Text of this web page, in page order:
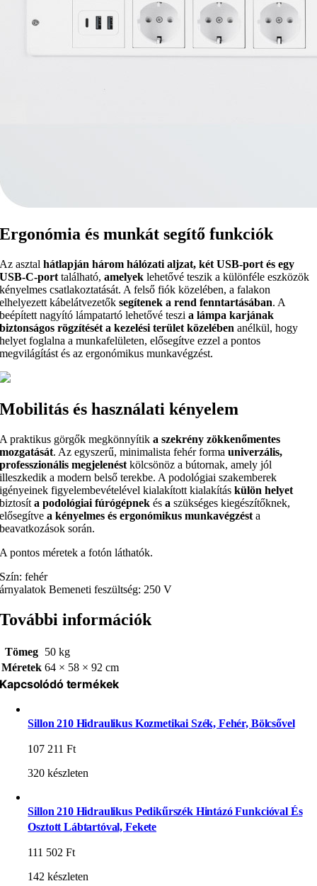
Ergonómia és munkát segítő funkciók
Az asztal hátlapján három hálózati aljzat, két USB-port és egy
USB-C-port található,amelyek lehetővé teszik a különféle eszközök
kényelmes csatlakoztatását. A felső fiók közelében, a falakon
elhelyezett kábelátvezetőksegítenek a rend fenntartásában. A
beépített nagyító lámpatartó lehetővé teszi a lámpa karjának
biztonságos rögzítését a kezelési terület közelében anélkül, hogy
helyet foglalna a munkafelületen, elősegítve ezzel a pontos
megvilágítást és az ergonómikus munkavégzést.
Mobilitás és használati kényelem
A praktikus görgők megkönnyítika szekrény zökkenőmentes
mozgatását. Az egyszerű, minimalista fehér formauniverzális,
professzionális megjelenést kölcsönöz a bútornak, amely jól
illeszkedik a modern belső terekbe. A podológiai szakemberek
igényeinek figyelembevételével kialakított kialakításkülön helyet
biztosíta podológiai fúrógépnek ésa szükséges kiegészítőknek,
elősegítvea kényelmes és ergonómikus munkavégzést a
beavatkozások során.
A pontos méretek a fotón láthatók.
Szín: fehér
árnyalatok Bemeneti feszültség: 250 V
További információk
Tömeg 50 kg
Méretek 64 × 58 × 92 cm
Kapcsolódó termékek
Sillon 210 Hidraulikus Kozmetikai Szék, Fehér, Bölcsővel
107 211Ft
320 készleten
Sillon 210 Hidraulikus Pedikűrszék Hintázó Funkcióval És
Osztott Lábtartóval, Fekete
111 502Ft
142 készleten